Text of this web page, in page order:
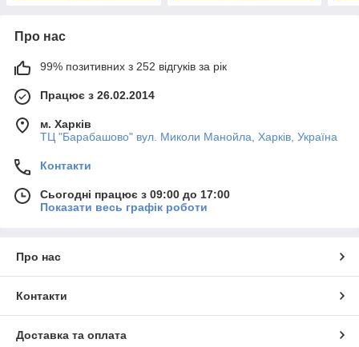
Про нас
99% позитивних з 252 відгуків за рік
Працює з 26.02.2014
м. Харків
ТЦ "Барабашово" вул. Миколи Манойла, Харків, Україна
Контакти
Сьогодні працює з 09:00 до 17:00
Показати весь графік роботи
Про нас
Контакти
Доставка та оплата